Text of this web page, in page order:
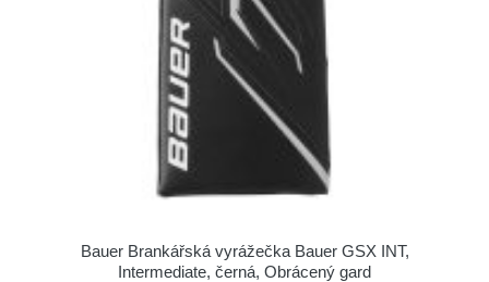
Bauer Brankářská vyrážečka Bauer GSX INT,
Intermediate, černá, Obrácený gard